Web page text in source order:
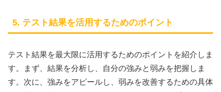
5. テスト結果を活用するためのポイント
テスト結果を最大限に活用するためのポイントを紹介しま
す。まず、結果を分析し、自分の強みと弱みを把握しま
す。次に、強みをアピールし、弱みを改善するための具体